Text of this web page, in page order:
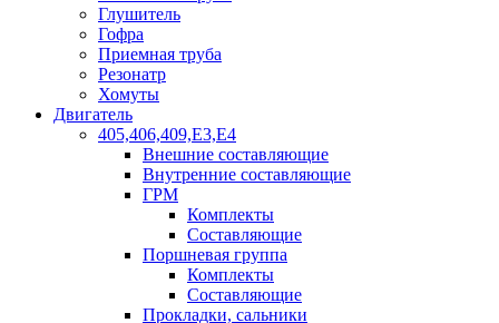
Глушитель
Гофра
Приемная труба
Резонатр
Хомуты
Двигатель
405,406,409,Е3,Е4
Внешние составляющие
Внутренние составляющие
ГРМ
Комплекты
Составляющие
Поршневая группа
Комплекты
Составляющие
Прокладки, сальники